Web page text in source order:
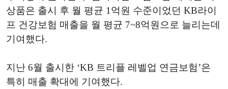
상품은 출시 후 월 평균 1억원 수준이었던 KB라이
프 건강보험 매출을 월 평균 7~8억원으로 늘리는데
기여했다.
지난 6월 출시한 ‘KB 트리플 레벨업 연금보험’은
특히 매출 확대에 기여했다.